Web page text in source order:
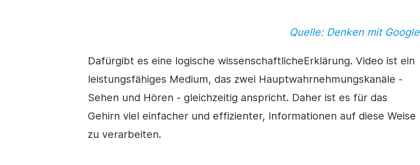
Quelle: Denken mit Google
Dafürgibt es eine logische wissenschaftlicheErklärung. Video ist ein
leistungsfähiges Medium, das zwei Hauptwahrnehmungskanäle -
Sehen und Hören - gleichzeitig anspricht. Daher ist es für das
Gehirn viel einfacher und effizienter, Informationen auf diese Weise
zu verarbeiten.